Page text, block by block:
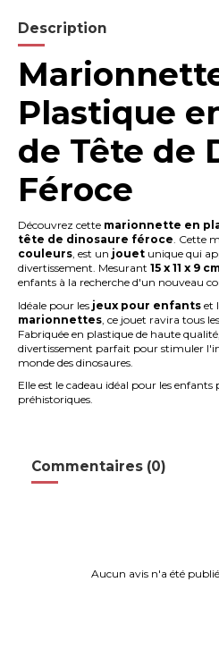
Description
Plastique
de Tête de
Féroce
Découvrez cette marionnette en
tête de dinosaure féroce . Cette
couleurs , est un jouet unique qui
divertissement. Mesurant15 x 11 x 9
enfants à la recherche d'un nouveau
Idéale pour les jeux pour enfants et
marionnettes , ce jouet ravira tous
Fabriquée en plastique de haute
divertissement parfait pour stimuler
monde des dinosaures.
Elle est le cadeau idéal pour les enfants
préhistoriques.
Commentaires (0)
Aucun avis n'a été